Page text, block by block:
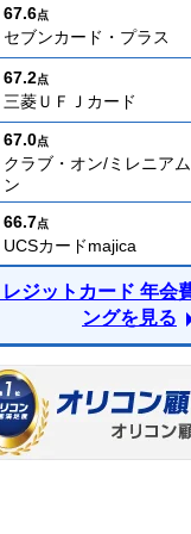
67.6点
セブンカード・プラス
67.2点
三菱ＵＦＪカード
67.0点
クラブ・オン/ミレニア
ン
66.7点
UCSカードmajica
ジットカード 年会
ングを見る